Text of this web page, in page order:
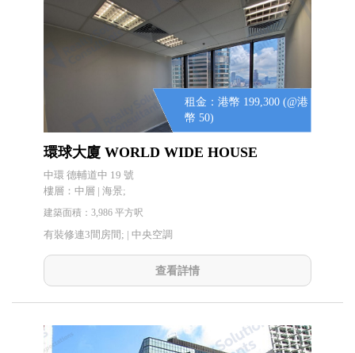
租金：港幣 199,300 (@港
幣 50)
環球大廈 WORLD WIDE HOUSE
中環 德輔道中 19 號
樓層：中層 | 海景;
建築面積：3,986 平方呎
有裝修連3間房間; | 中央空調
查看詳情